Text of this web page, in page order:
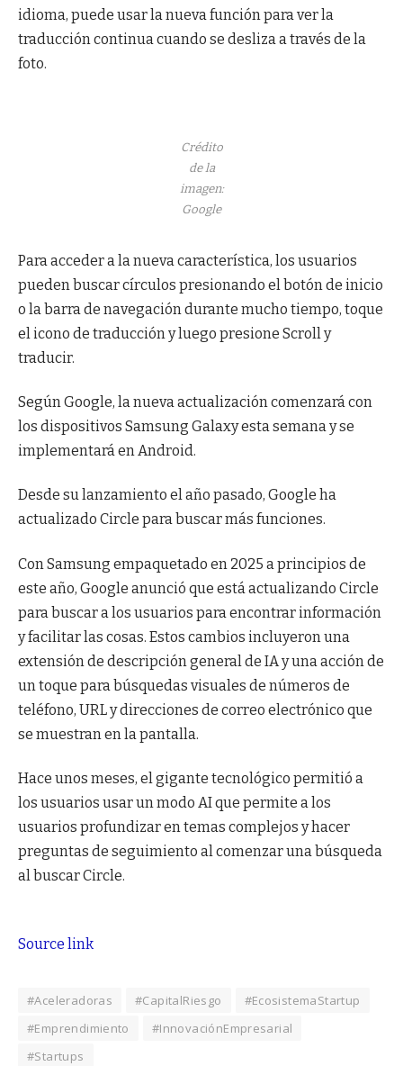
idioma, puede usar la nueva función para ver la
traducción continua cuando se desliza a través de la
foto.
Crédito
de la
imagen:
Google
Para acceder a la nueva característica, los usuarios
pueden buscar círculos presionando el botón de inicio
o la barra de navegación durante mucho tiempo, toque
el icono de traducción y luego presione Scroll y
traducir.
Según Google, la nueva actualización comenzará con
los dispositivos Samsung Galaxy esta semana y se
implementará en Android.
Desde su lanzamiento el año pasado, Google ha
actualizado Circle para buscar más funciones.
Con Samsung empaquetado en 2025 a principios de
este año, Google anunció que está actualizando Circle
para buscar a los usuarios para encontrar información
y facilitar las cosas. Estos cambios incluyeron una
extensión de descripción general de IA y una acción de
un toque para búsquedas visuales de números de
teléfono, URL y direcciones de correo electrónico que
se muestran en la pantalla.
Hace unos meses, el gigante tecnológico permitió a
los usuarios usar un modo AI que permite a los
usuarios profundizar en temas complejos y hacer
preguntas de seguimiento al comenzar una búsqueda
al buscar Circle.
Source link
#Aceleradoras #CapitalRiesgo
#EcosistemaStartup
#Emprendimiento
#InnovaciónEmpresarial
#Startups